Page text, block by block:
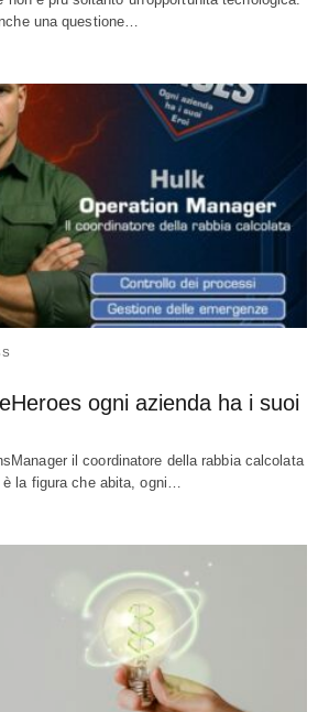
una questione…
ogni azienda ha i suoi
il coordinatore della rabbia calcolata
è la figura che abita, ogni…